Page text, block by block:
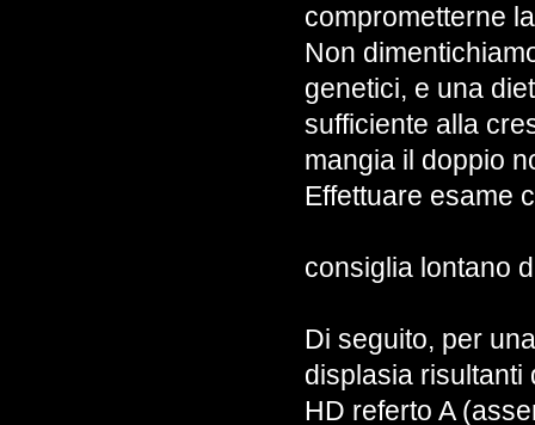
comprometterne
Non
genetici, e una
sufficiente alla
mangia il doppio
Effettuare esame
consiglia lontano
Di seguito, per
displasia risultanti
HD referto A